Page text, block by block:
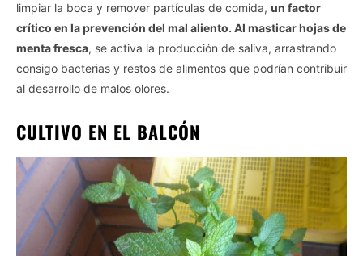
limpiar la boca y remover partículas de comida, un factor
crítico en la prevención del mal aliento. Al masticar hojas de
menta fresca, se activa la producción de saliva, arrastrando
consigo bacterias y restos de alimentos que podrían contribuir
al desarrollo de malos olores.
CULTIVO EN EL BALCÓN